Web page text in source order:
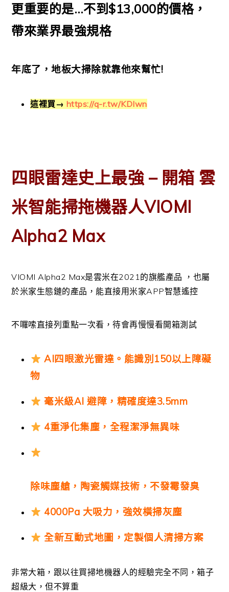
更重要的是…不到$13,000的價格，
帶來業界最強規格
年底了，地板大掃除就靠他來幫忙!
這裡買→ https://q-r.tw/KDIwn
四眼雷達史上最強 – 開箱 雲
米智能掃拖機器人VIOMI
Alpha2 Max
VIOMI Alpha2 Max是雲米在2021的旗艦產品 ，也屬
於米家生態鏈的產品，能直接用米家APP智慧遙控
不囉嗦直接列重點一次看，待會再慢慢看開箱測試
AI四眼激光雷達。能識別150以上障礙
物
毫米級AI 避障，精確度達3.5mm
4重淨化集塵，全程潔淨無異味
除味塵艙，陶瓷觸媒技術，不發霉發臭
4000Pa 大吸力，強效橫掃灰塵
全新互動式地圖，定製個人清掃方案
非常大箱，跟以往買掃地機器人的經驗完全不同，箱子
超級大，但不算重